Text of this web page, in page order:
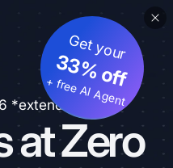
*extended
at Zero
Get your
33% off
+ free AI Agent